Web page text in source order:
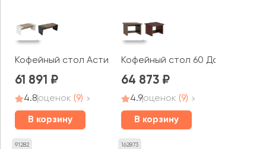
Кофейный стол Асти П / Asti P
61 891
4.8оценок (9)
В корзину
Кофейный стол 60 Давос /
64 873
4.9оценок (9)
В корзину
91282 162873